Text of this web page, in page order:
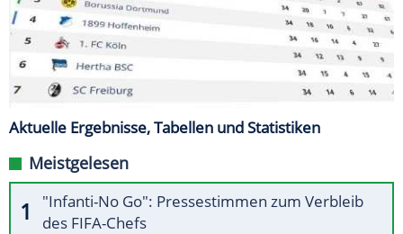
Aktuelle Ergebnisse, Tabellen und Statistiken
Meistgelesen
"Infanti-No Go": Pressestimmen zum Verbleib
des FIFA-Chefs